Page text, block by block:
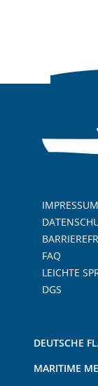
IMPRESSUM
FAQ
LEICHTE
DGS
DEUTSCHE
MARITIME